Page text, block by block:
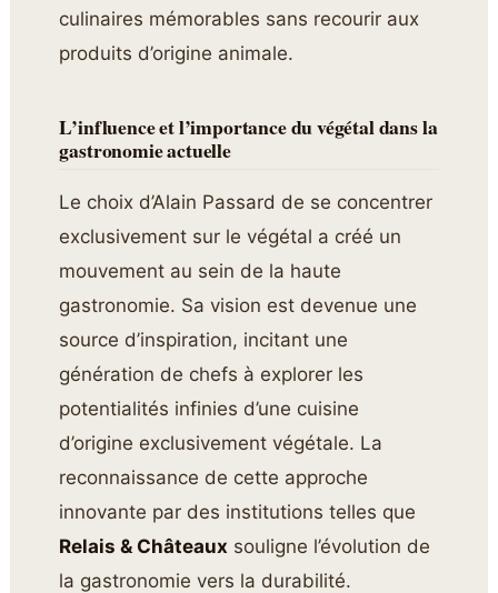
culinaires mémorables sans recourir aux
produits d’origine animale.
L’influence et l’importance du végétal dans la
gastronomie actuelle
Le choix d’Alain Passard de se concentrer
exclusivement sur le végétal a créé un
mouvement au sein de la haute
gastronomie. Sa vision est devenue une
source d’inspiration, incitant une
génération de chefs à explorer les
potentialités infinies d’une cuisine
d’origine exclusivement végétale. La
reconnaissance de cette approche
innovante par des institutions telles que
Relais & Châteaux souligne l’évolution de
la gastronomie vers la durabilité.